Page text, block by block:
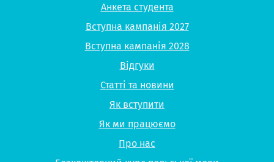
Анкета студента
Вступна кампанія 2027
Вступна кампанія 2028
Відгуки
Статті та новини
Як вступити
Як ми працюємо
Про нас